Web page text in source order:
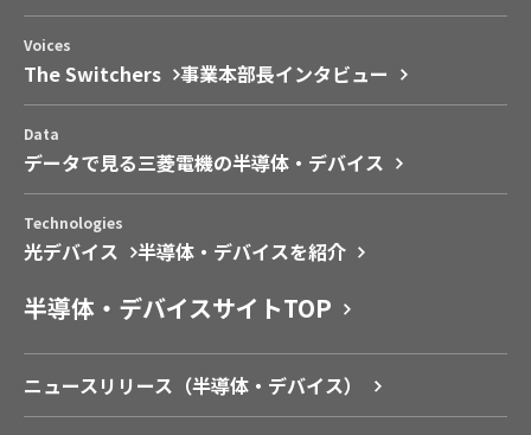
Voices
The Switchers 事業本部長インタビュー
Data
データで見る三菱電機の半導体・デバイス
Technologies
光デバイス 半導体・デバイスを紹介
半導体・デバイスサイトTOP
ニュースリリース（半導体‧デバイス）